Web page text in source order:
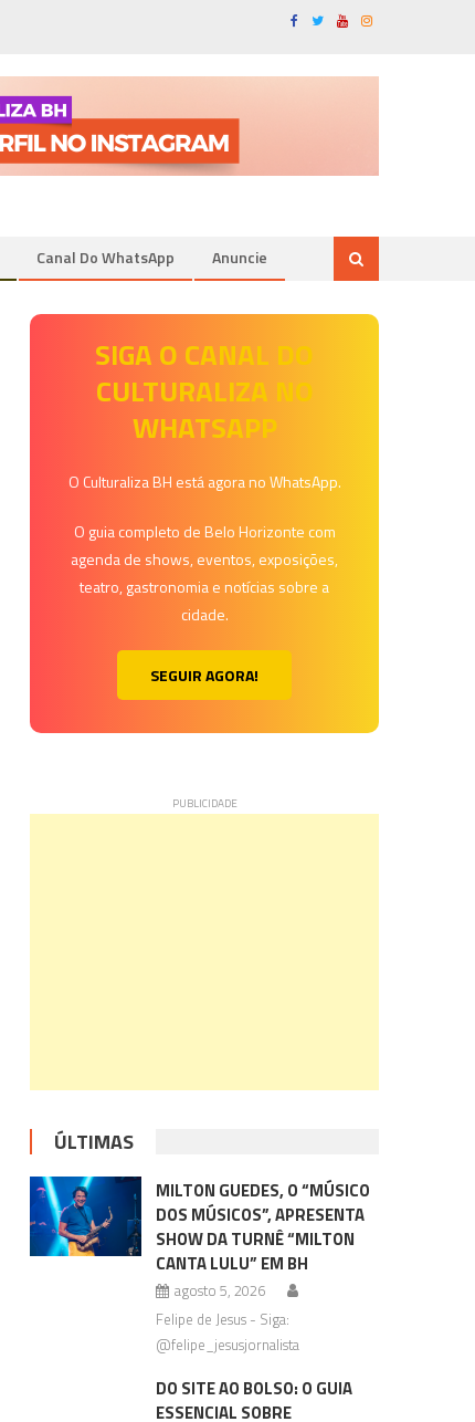
Canal Do WhatsApp Anuncie
SIGA O CANAL DO
CULTURALIZA NO
WHATSAPP
O Culturaliza BH está agora no WhatsApp.
O guia completo de Belo Horizonte com
agenda de shows, eventos, exposições,
teatro, gastronomia e notícias sobre a
cidade.
SEGUIR AGORA!
ÚLTIMAS
MILTON GUEDES, O “MÚSICO
DOS MÚSICOS”, APRESENTA
SHOW DA TURNÊ “MILTON
CANTA LULU” EM BH
agosto 5, 2026
Felipe de Jesus - Siga:
@felipe_jesusjornalista
DO SITE AO BOLSO: O GUIA
ESSENCIAL SOBRE